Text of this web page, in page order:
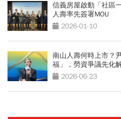
信義房屋啟動「社區
人壽率先簽署MOU
2026-01-10
南山人壽何時上市？
福」，勞資爭議先化
些 2026-06-23